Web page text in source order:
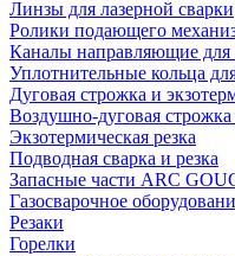
Линзы для лазерной сварки
Ролики подающего
Каналы направляющие для
Уплотнительные кольца
Дуговая строжка и
Воздушно-дуговая строжка
Экзотермическая резка
Подводная сварка и резка
Запасные части ARC
Газосварочное
Резаки
Горелки